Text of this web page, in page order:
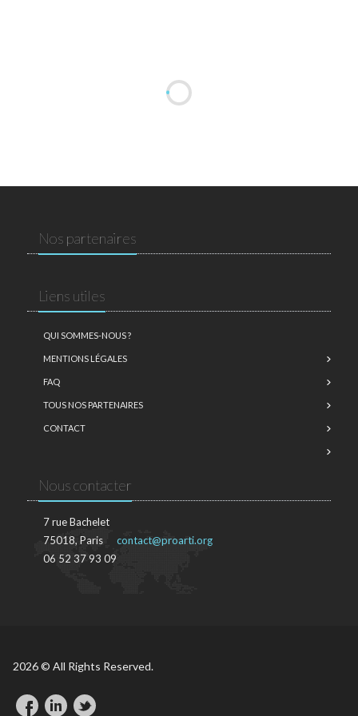
Nos partenaires
Liens utiles
QUI SOMMES-NOUS ?
MENTIONS LÉGALES
FAQ
TOUS NOS PARTENAIRES
CONTACT
Nous contacter
7 rue Bachelet
75018, Paris
06 52 37 93 09
contact@proarti.org
2026 © All Rights Reserved.